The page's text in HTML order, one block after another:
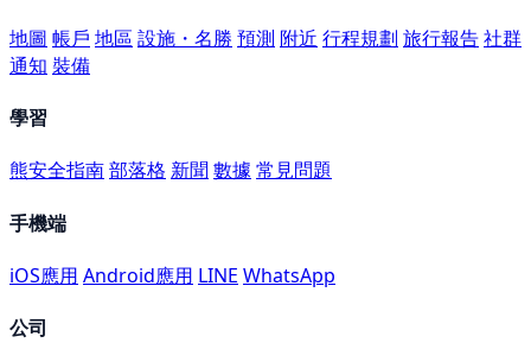
地圖 帳戶 地區 設施・名勝 預測 附近 行程規劃 旅行報告社群
通知 裝備
學習
熊安全指南部落格 新聞數據 常見問題
手機端
iOS應用 Android應用 LINE WhatsApp
公司